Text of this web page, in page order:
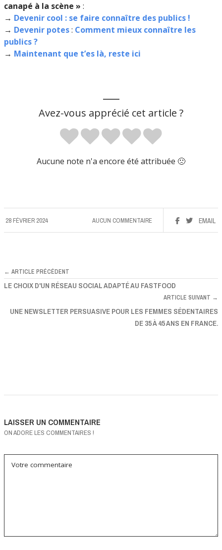
canapé à la scène » :
→ Devenir cool : se faire connaître des publics !
→ Devenir potes: Comment mieux connaître les
publics ?
→ Maintenant que t’es là, reste ici
Avez-vous apprécié cet article ?
Aucune note n'a encore été attribuée 🙁
28 FÉVRIER 2024 EMAIL
AUCUN COMMENTAIRE
← ARTICLE PRÉCÉDENT
LE CHOIX D'UN RÉSEAU SOCIAL ADAPTÉ AU FASTFOOD
ARTICLE SUIVANT →
UNE NEWSLETTER PERSUASIVE POUR LES FEMMES SÉDENTAIRES
DE 35 À 45 ANS EN FRANCE.
LAISSER UN COMMENTAIRE
ON ADORE LES COMMENTAIRES !
Votre commentaire